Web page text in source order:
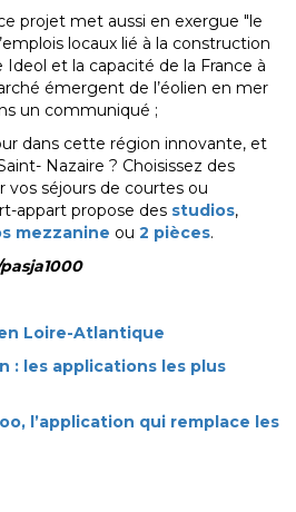
projet met aussi en exergue "le
locaux lié à la construction
et la capacité de la France à
émergent de l’éolien en mer
un communiqué ;
dans cette région innovante, et
Nazaire ? Choisissez des
vos séjours de courtes ou
appart propose des studios,
mezzanine ou 2 pièces.
Loire-Atlantique
: les applications les plus
l’application qui remplace les